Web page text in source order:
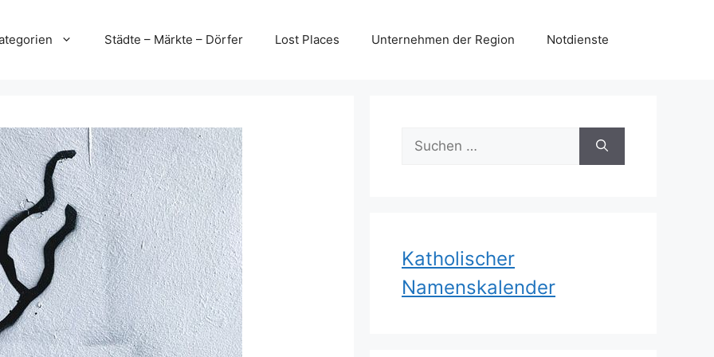
Städte – Märkte – Dörfer Lost Places Unternehmen der Region Notdienste
Suchen
nach:
Katholischer
Namenskalender